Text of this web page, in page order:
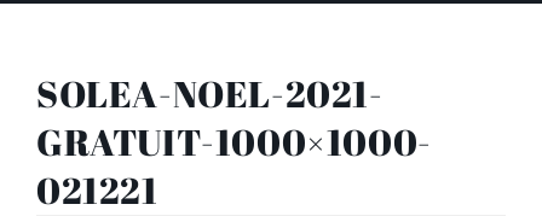
SOLEA-NOEL-2021-
GRATUIT-1000×1000-
021221